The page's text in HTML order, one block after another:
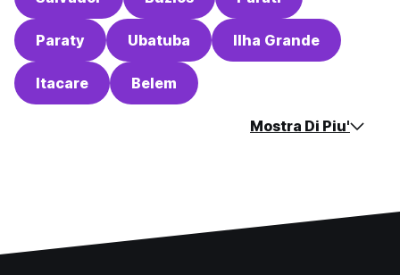
Paraty Ubatuba Ilha Grande
Itacare Belem
Mostra Di Piu'